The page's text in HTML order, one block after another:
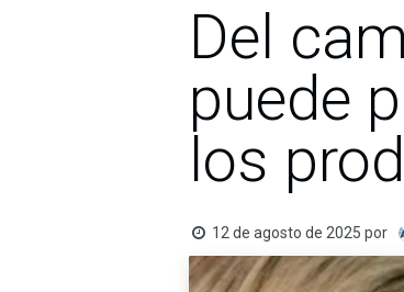
Del
puede
los
12 de agosto de 2025 por